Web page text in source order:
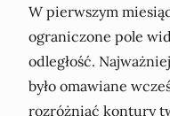
W pierwszym
ograniczone pole
odległość.
było omawiane
rozróżniać kontury